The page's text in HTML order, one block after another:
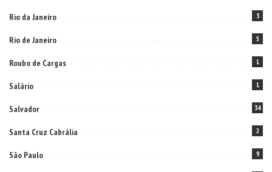
Rio da Janeiro 3
Rio de Janeiro 5
Roubo de Cargas 1
Salário 1
Salvador 34
Santa Cruz Cabrália 2
São Paulo 9